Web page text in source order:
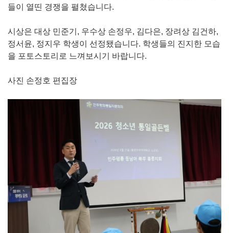
들이 열띤 경쟁을 펼쳤습니다.
시상은 대상 민준기, 우수상 손정우, 김다은, 장려상 김건하,
정서윤, 정지우 학생이 선정됐습니다. 학생들의 진지한 모습
을 포토스토리로 느껴보시기 바랍니다.
사진 손정호 편집장